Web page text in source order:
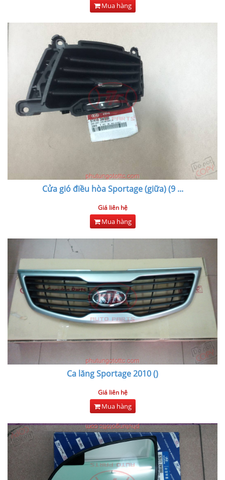
Mua hàng
Cửa gió điều hòa Sportage (giữa) (9...
Giá liên hệ
Mua hàng
Ca lăng Sportage 2010 ()
Giá liên hệ
Mua hàng